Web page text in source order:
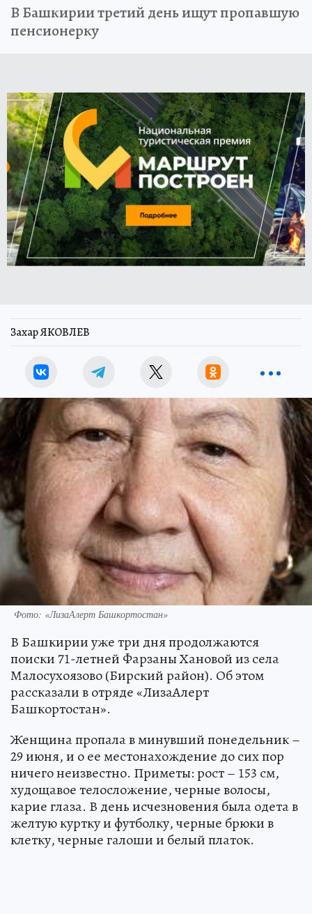
В Башкирии третий день ищут пропавшую
пенсионерку
Захар ЯКОВЛЕВ
Фото: «ЛизаАлерт Башкортостан»
В Башкирии уже три дня продолжаются
поиски 71-летней Фарзаны Хановой из села
Малосухоязово (Бирский район). Об этом
рассказали в отряде «ЛизаАлерт
Башкортостан».
Женщина пропала в минувший понедельник –
29 июня, и о ее местонахождение до сих пор
ничего неизвестно. Приметы: рост – 153 см,
худощавое телосложение, черные волосы,
карие глаза. В день исчезновения была одета в
желтую куртку и футболку, черные брюки в
клетку, черные галоши и белый платок.